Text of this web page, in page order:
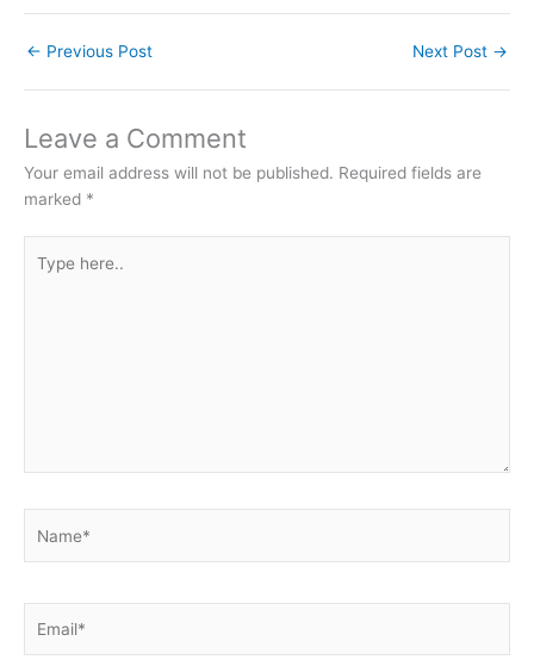
← Previous Post Next Post →
Leave a Comment
Your email address will not be published. Required fields are
marked *
here..